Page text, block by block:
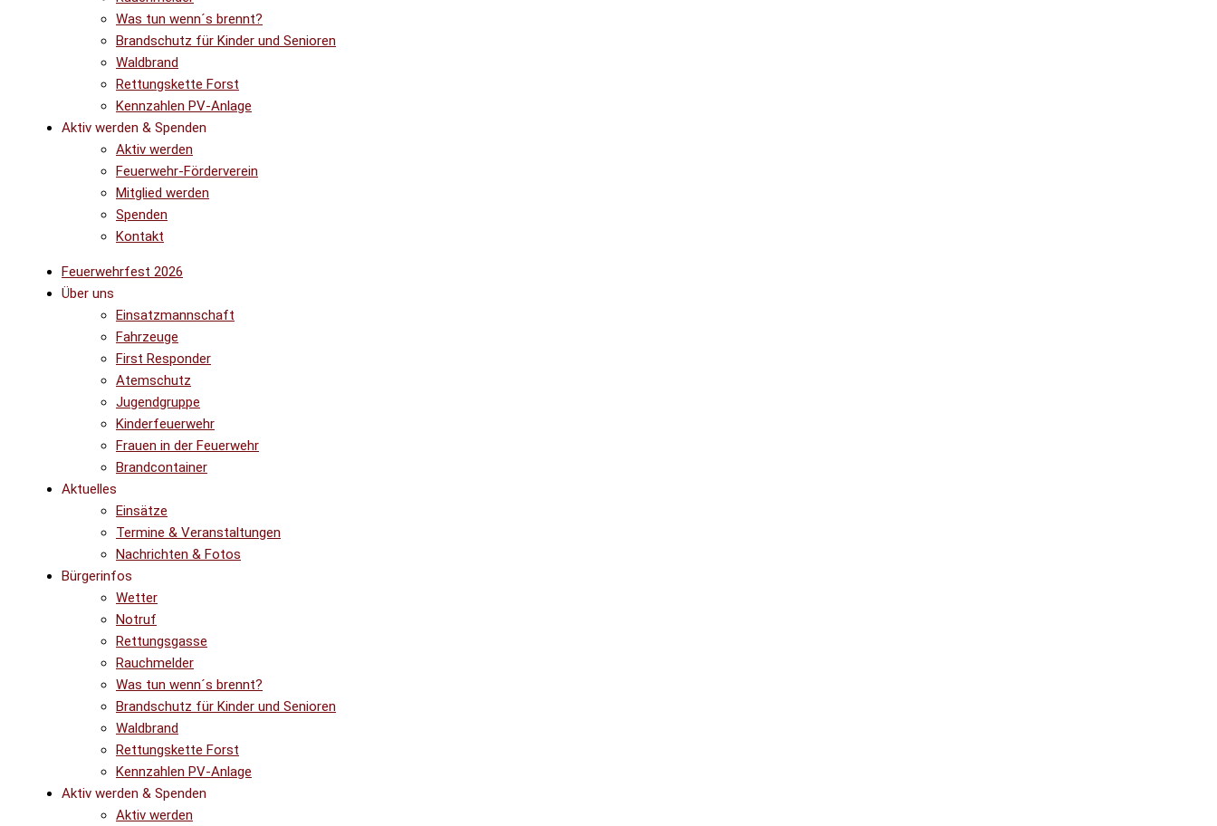
Was tun wenn´s brennt?
Brandschutz für Kinder und Senioren
Waldbrand
Rettungskette Forst
Kennzahlen PV-Anlage
Aktiv werden & Spenden
Aktiv werden
Feuerwehr-Förderverein
Mitglied werden
Spenden
Kontakt
Feuerwehrfest 2026
Über uns
Einsatzmannschaft
Fahrzeuge
First Responder
Atemschutz
Jugendgruppe
Kinderfeuerwehr
Frauen in der Feuerwehr
Brandcontainer
Aktuelles
Einsätze
Termine & Veranstaltungen
Nachrichten & Fotos
Bürgerinfos
Wetter
Notruf
Rettungsgasse
Rauchmelder
Was tun wenn´s brennt?
Brandschutz für Kinder und Senioren
Waldbrand
Rettungskette Forst
Kennzahlen PV-Anlage
Aktiv werden & Spenden
Aktiv werden